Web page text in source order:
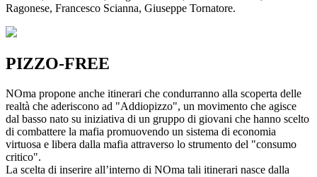
Ragonese, Francesco Scianna, Giuseppe Tornatore.
PIZZO-FREE
NOma propone anche itinerari che condurranno alla scoperta delle
realtà che aderiscono ad "Addiopizzo", un movimento che agisce
dal basso nato su iniziativa di un gruppo di giovani che hanno scelto
di combattere la mafia promuovendo un sistema di economia
virtuosa e libera dalla mafia attraverso lo strumento del "consumo
critico".
La scelta di inserire all’interno di NOma tali itinerari nasce dalla